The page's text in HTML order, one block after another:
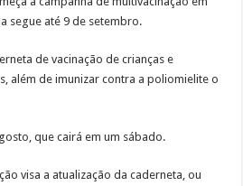
segue até 9 de setembro.
de vacinação de crianças e
além de imunizar contra a poliomielite o
que cairá em um sábado.
visa a atualização da caderneta, ou